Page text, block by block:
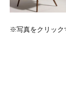
※写真をクリック